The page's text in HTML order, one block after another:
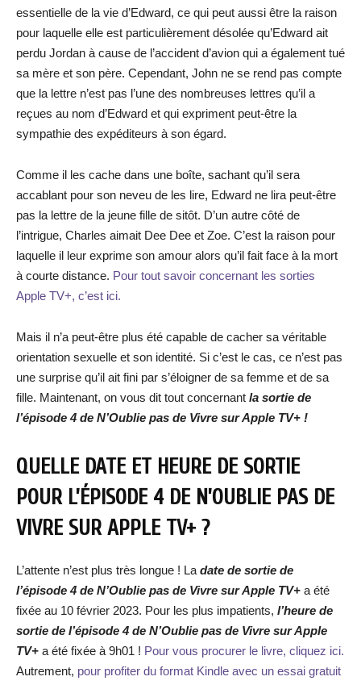
essentielle de la vie d’Edward, ce qui peut aussi être la raison
pour laquelle elle est particulièrement désolée qu’Edward ait
perdu Jordan à cause de l’accident d’avion qui a également tué
sa mère et son père. Cependant, John ne se rend pas compte
que la lettre n’est pas l’une des nombreuses lettres qu’il a
reçues au nom d’Edward et qui expriment peut-être la
sympathie des expéditeurs à son égard.
Comme il les cache dans une boîte, sachant qu’il sera
accablant pour son neveu de les lire, Edward ne lira peut-être
pas la lettre de la jeune fille de sitôt. D’un autre côté de
l’intrigue, Charles aimait Dee Dee et Zoe. C’est la raison pour
laquelle il leur exprime son amour alors qu’il fait face à la mort
à courte distance. Pour tout savoir concernant les sorties
Apple TV+, c’est ici.
Mais il n’a peut-être plus été capable de cacher sa véritable
orientation sexuelle et son identité. Si c’est le cas, ce n’est pas
une surprise qu’il ait fini par s’éloigner de sa femme et de sa
fille. Maintenant, on vous dit tout concernant la sortie de
l’épisode 4 de N’Oublie pas de Vivre sur Apple TV+ !
QUELLE DATE ET HEURE DE SORTIE
POUR L’ÉPISODE 4 DE N’OUBLIE PAS DE
VIVRE SUR APPLE TV+ ?
L’attente n’est plus très longue ! La date de sortie de
l’épisode 4 de N’Oublie pas de Vivre surApple TV+ a été
fixée au 10 février 2023. Pour les plus impatients, l’heure de
sortie de l’épisode 4 de N’Oublie pas de Vivre sur Apple
TV+ a été fixée à 9h01 ! Pour vous procurer le livre, cliquez ici.
Autrement, pour profiter du format Kindle avec un essai gratuit